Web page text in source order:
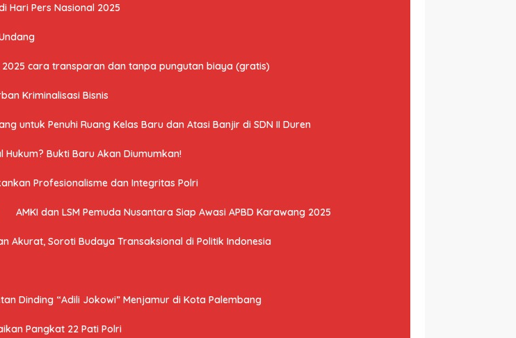
Hari Pers Nasional 2025
2025 cara transparan dan tanpa pungutan biaya (gratis)
Kriminalisasi Bisnis
untuk Penuhi Ruang Kelas Baru dan Atasi Banjir di SDN II Duren
Bukti Baru Akan Diumumkan!
Profesionalisme dan Integritas Polri
AMKI dan LSM Pemuda Nusantara Siap Awasi APBD Karawang 2025
Akurat, Soroti Budaya Transaksional di Politik Indonesia
Dinding “Adili Jokowi” Menjamur di Kota Palembang
Pangkat 22 Pati Polri